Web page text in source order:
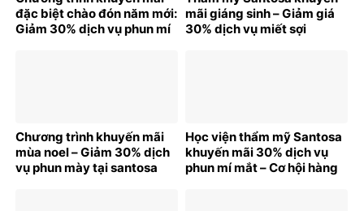
đặc biệt chào đón năm mới:
Giảm 30% dịch vụ phun mí
mãi giáng sinh – Giảm giá
30% dịch vụ miết sợi
Chương trình khuyến mãi
mùa noel – Giảm 30% dịch
vụ phun mày tại santosa
Học viện thẩm mỹ Santosa
khuyến mãi 30% dịch vụ
phun mí mắt – Cơ hội hàng